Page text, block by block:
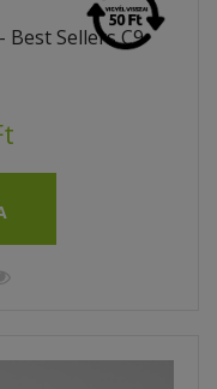
Best Sellers C9